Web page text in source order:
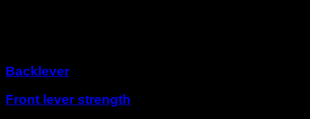
Backlever
Front lever strength